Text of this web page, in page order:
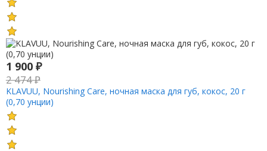
1 900 ₽
2 474₽
KLAVUU, Nourishing Care, ночная маска для губ, кокос, 20 г
(0,70 унции)